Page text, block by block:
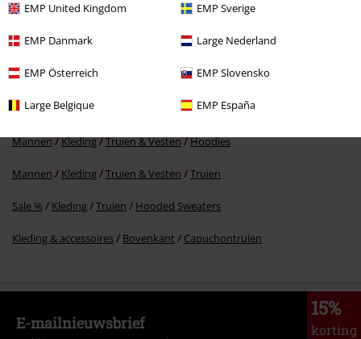
EMP United Kingdom EMP Sverige
EMP Danmark Large Nederland
EMP Österreich EMP Slovensko
Large Belgique EMP España
Meer categorieën. Meer opties.
Mannen Exclusief
Mannen Kleding Truien & Vesten Hoodies
Mannen Kleding Truien & Vesten Truien
Sale % Kleding Truien Hooded Sweaters
Kleding & accessoires Bovenkant Capuchontruien
15%
korting
E-mailnieuwsbrief